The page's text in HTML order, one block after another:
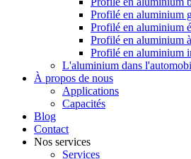
Profilé en aluminium
Profilé en aluminium
Profilé en aluminium
Profilé en aluminium
L'aluminium dans
À propos de nous
Applications
Capacités
Blog
Contact
Nos services
Services